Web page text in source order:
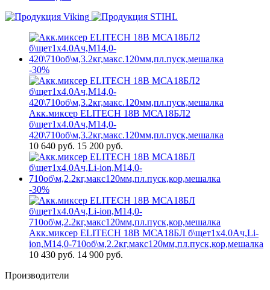
-30%
Акк.миксер ELITECH 18В МСА18БЛ2
б\щет1х4.0Ач,М14,0-
420\710об\м,3.2кг,макс.120мм,пл.пуск,мешалка
10 640 руб. 15 200 руб.
-30%
Акк.миксер ELITECH 18В МСА18БЛ б\щет1х4.0Ач,Li-
ion,М14,0-710об\м,2.2кг,макс120мм,пл.пуск,кор,мешалка
10 430 руб. 14 900 руб.
Производители